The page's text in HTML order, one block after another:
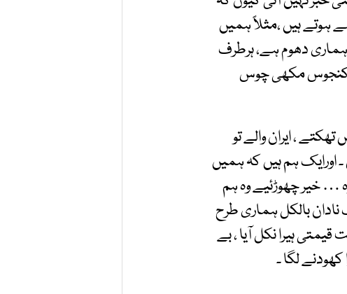
ہوتے ہیں ،مثلاً ہمیں
ہماری دھوم ہے، ہرطرف
کنجوس مکھی چوس
، ایران والے تو
۔ اورایک ہم ہیں کہ ہمیں
… خیر چھوڑئیے وہ ہم
بالکل ہماری طرح
ہیرا نکل آیا ، بے
لگا ۔